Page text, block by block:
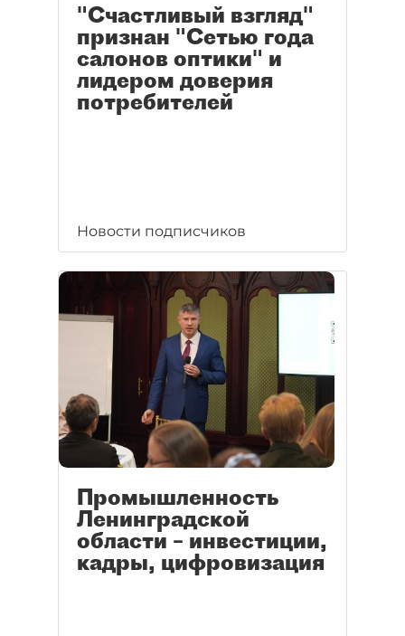
"Счастливый взгляд"
признан "Сетью года
салонов оптики" и
лидером доверия
потребителей
Новости подписчиков
Промышленность
Ленинградской
области – инвестиции,
кадры, цифровизация